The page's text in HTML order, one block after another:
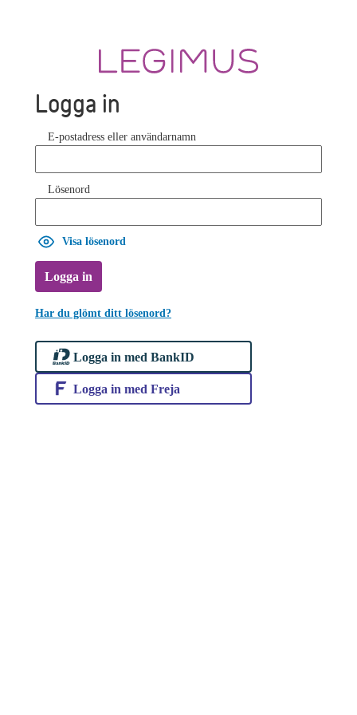
Logga in
E-postadress eller användarnamn
Lösenord
Visa lösenord
Logga in
Har du glömt ditt lösenord?
Logga in med BankID
Logga in med Freja